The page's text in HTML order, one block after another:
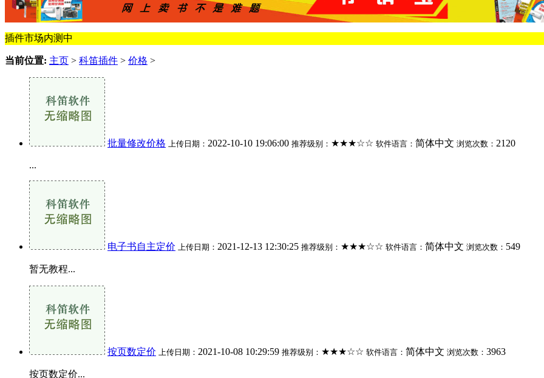
插件市场内测中
当前位置: 主页 > 科笛插件 > 价格 >
批量修改价格 上传日期： 2022-10-10 19:06:00 推荐级别： ★★★☆☆ 软件语言： 简体中文 浏览次数： 2120
...
电子书自主定价 上传日期： 2021-12-13 12:30:25 推荐级别： ★★★☆☆ 软件语言： 简体中文 浏览次数： 549
暂无教程...
按页数定价 上传日期： 2021-10-08 10:29:59 推荐级别： ★★★☆☆ 软件语言： 简体中文 浏览次数： 3963
按页数定价...